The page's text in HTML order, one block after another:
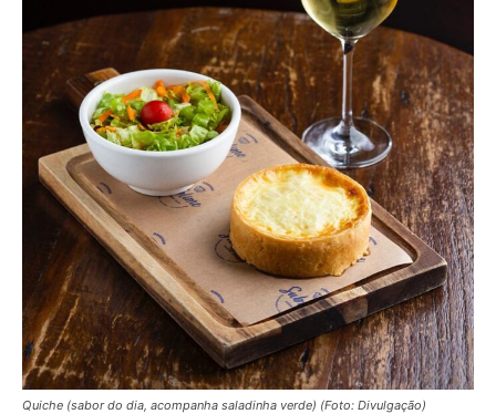
Quiche (sabor do dia, acompanha saladinha verde) (Foto: Divulgação)